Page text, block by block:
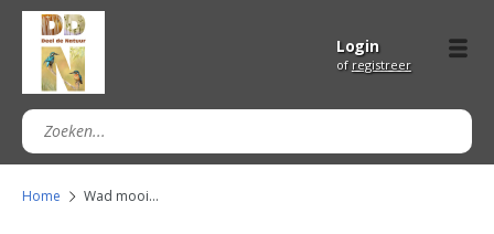
Login
of registreer
Home Wad mooi...